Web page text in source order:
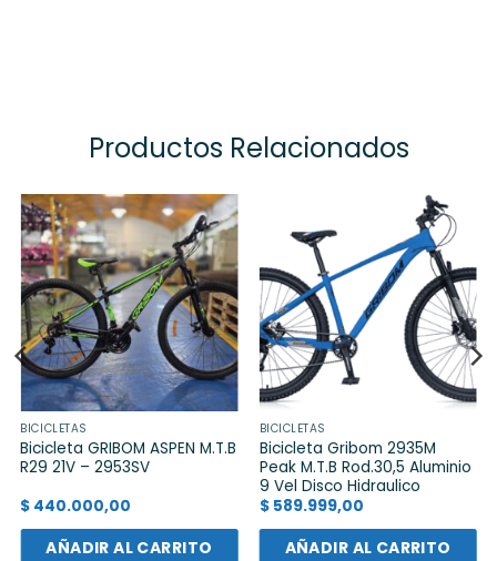
Productos Relacionados
BICICLETAS
Bicicleta GRIBOM ASPEN M.T.B
R29 21V – 2953SV
$ 440.000,00
AÑADIR AL CARRITO
BICICLETAS
Bicicleta Gribom 2935M
Peak M.T.B Rod.30,5 Aluminio
9 Vel Disco Hidraulico
$589.999,00
AÑADIR AL CARRITO